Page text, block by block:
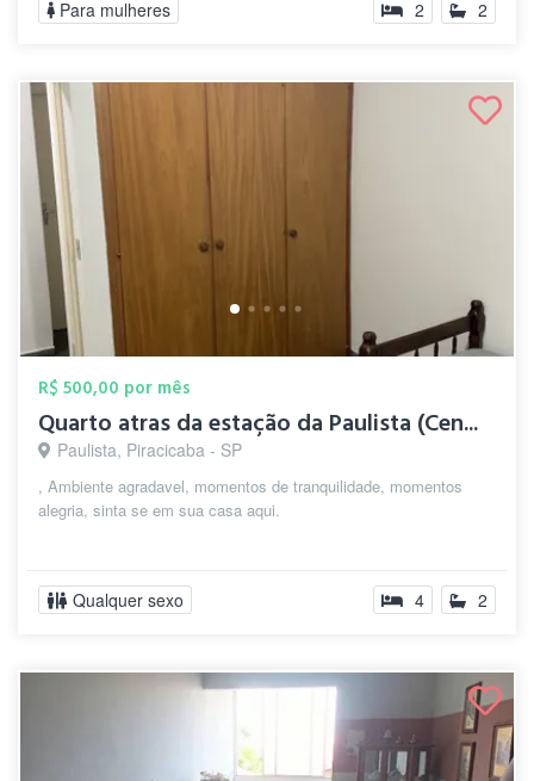
Para mulheres 2 2
R$ 500,00 por mês
Quarto atras da estação da Paulista (Cen...
Paulista, Piracicaba - SP
, Ambiente agradavel, momentos de tranquilidade, momentos
alegria, sinta se em sua casa aqui.
Qualquer sexo 4 2